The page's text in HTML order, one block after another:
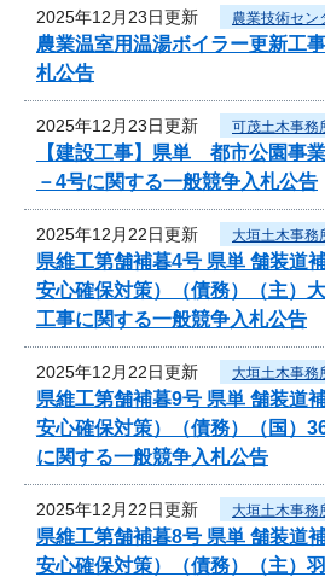
2025年12月23日更新 農業技術セン
農業温室用温湯ボイラー更新工
札公告
2025年12月23日更新 可茂土木事務
【建設工事】県単 都市公園事
－4号に関する一般競争入札公告
2025年12月22日更新 大垣土木事務
県維工第舗補暮4号 県単 舗装道
安心確保対策）（債務）（主）
工事に関する一般競争入札公告
2025年12月22日更新 大垣土木事務
県維工第舗補暮9号 県単 舗装道
安心確保対策）（債務）（国）
に関する一般競争入札公告
2025年12月22日更新 大垣土木事務
県維工第舗補暮8号 県単 舗装道
安心確保対策）（債務）（主）